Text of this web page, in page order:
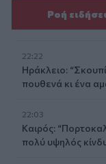
Ροή
22:22
Ηράκλειο:
πουθενά κι ένα
22:03
Καιρός:
πολύ υψηλός